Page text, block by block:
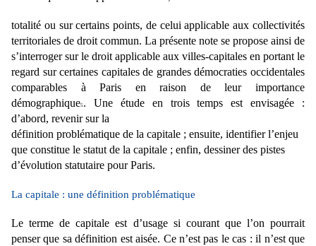
totalité ou sur certains points, de celui applicable aux collectivités
territoriales de droit commun. La présente note se propose ainsi de
s’interroger sur le droit applicable aux villes-capitales en portant le
regard sur certaines capitales de grandes démocraties occidentales
comparables à Paris en raison de
leur importance
démographique5. Une étude en trois temps est envisagée :
d’abord, revenir sur la
définition problématique de la capitale ; ensuite, identifier l’enjeu
que constitue le statut de la capitale ; enfin, dessiner des pistes
d’évolution statutaire pour Paris.
La capitale : une définition problématique
Le terme de capitale est d’usage si courant que l’on pourrait
penser que sa définition est aisée. Ce n’est pas le cas : il n’est que